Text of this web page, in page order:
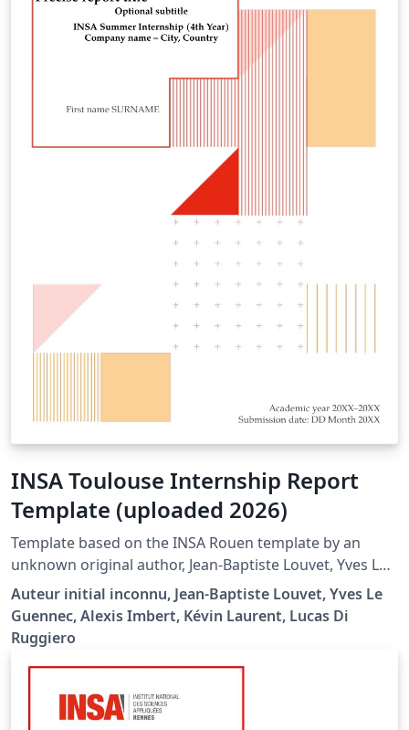
INSA Toulouse Internship Report
Template (uploaded 2026)
Template based on the INSA Rouen template by an
unknown original author, Jean-Baptiste Louvet, Yves Le
Guennec, Alexis Imbert, and Kévin Laurent. Modified by
Lucas DI RUGGIERO to comply with the report-writing
guidelines of the Mechanical Engineering Department
at INSA Toulouse (see https://moodle.insa-
toulouse.fr/course/view.php?id=1222 or the document
included in the project). Template compliant with the
2023 visual identity guidelines.
Auteur initial inconnu, Jean-Baptiste Louvet, Yves Le
Guennec, Alexis Imbert, Kévin Laurent, Lucas Di
Ruggiero